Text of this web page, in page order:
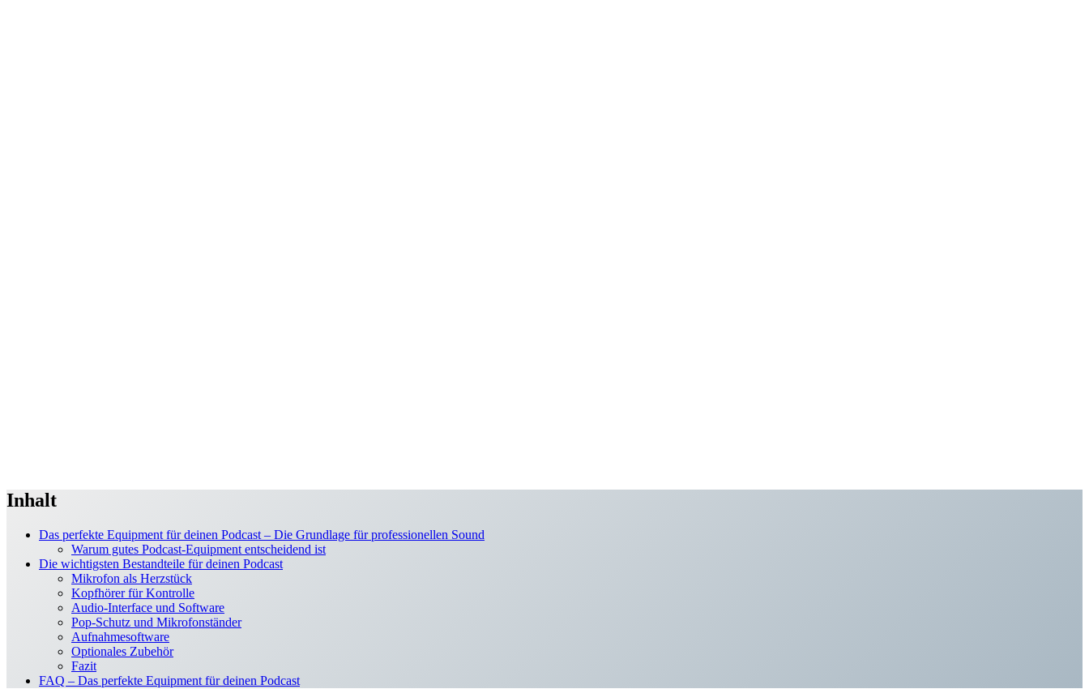
Inhalt
Das perfekte Equipment für deinen Podcast – Die Grundlage für professionellen Sound
Warum gutes Podcast-Equipment entscheidend ist
Die wichtigsten Bestandteile für deinen Podcast
Mikrofon als Herzstück
Kopfhörer für Kontrolle
Audio-Interface und Software
Pop-Schutz und Mikrofonständer
Aufnahmesoftware
Optionales Zubehör
Fazit
FAQ – Das perfekte Equipment für deinen Podcast